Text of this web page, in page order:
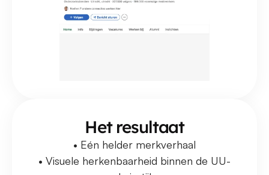
Het resultaat
• Eén helder merkverhaal
• Visuele herkenbaarheid binnen de UU-